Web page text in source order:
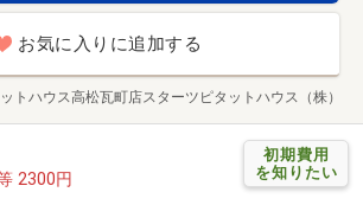
お気に入りに追加する
トハウス高松瓦町店スターツピタットハウス（株）
初期費用
を知りたい
2300円